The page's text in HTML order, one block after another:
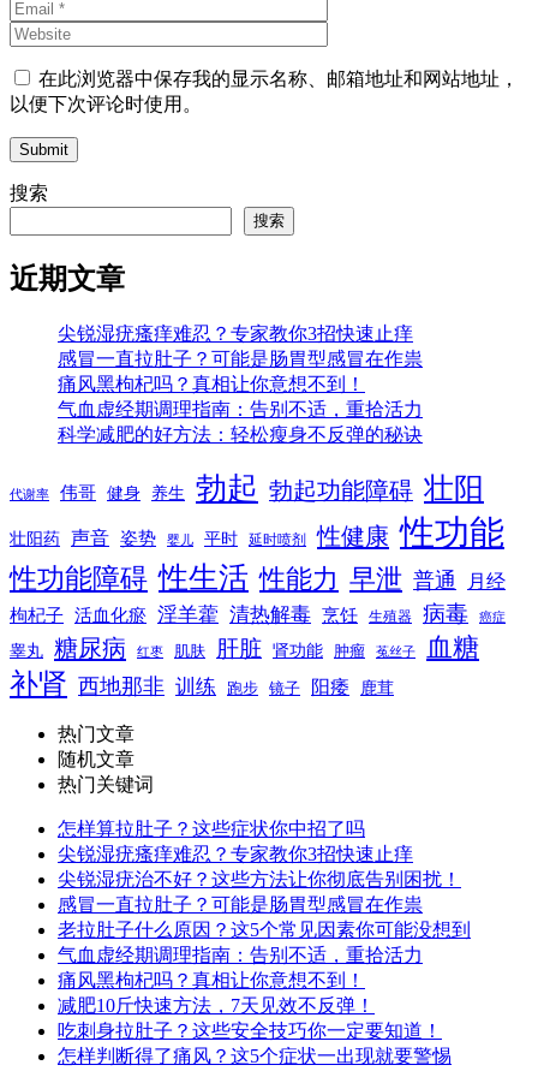
在此浏览器中保存我的显示名称、邮箱地址和网站地址，
以便下次评论时使用。
Submit
搜索
搜索
近期文章
尖锐湿疣瘙痒难忍？专家教你3招快速止痒
感冒一直拉肚子？可能是肠胃型感冒在作祟
痛风黑枸杞吗？真相让你意想不到！
气血虚经期调理指南：告别不适，重拾活力
科学减肥的好方法：轻松瘦身不反弹的秘诀
代谢率 伟哥 健身 养生 勃起 勃起功能障碍 壮阳
壮阳药 声音 姿势 婴儿 平时 延时喷剂 性健康 性功能
性功能障碍 性生活 性能力 早泄 普通 月经
枸杞子 活血化瘀 淫羊藿 清热解毒 烹饪 生殖器 病毒 癌症
睾丸 糖尿病 红枣 肌肤 肝脏 肾功能 肿瘤 菟丝子 血糖
补肾 西地那非 训练 跑步 镜子 阳痿 鹿茸
热门文章
随机文章
热门关键词
怎样算拉肚子？这些症状你中招了吗
尖锐湿疣瘙痒难忍？专家教你3招快速止痒
尖锐湿疣治不好？这些方法让你彻底告别困扰！
感冒一直拉肚子？可能是肠胃型感冒在作祟
老拉肚子什么原因？这5个常见因素你可能没想到
气血虚经期调理指南：告别不适，重拾活力
痛风黑枸杞吗？真相让你意想不到！
减肥10斤快速方法，7天见效不反弹！
吃刺身拉肚子？这些安全技巧你一定要知道！
怎样判断得了痛风？这5个症状一出现就要警惕